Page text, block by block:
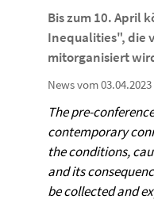
Bis zum 10. April
Inequalities", die
mitorganisiert
News vom 03.04.2023
The pre-
contemporary
the conditions,
and its
be collected and